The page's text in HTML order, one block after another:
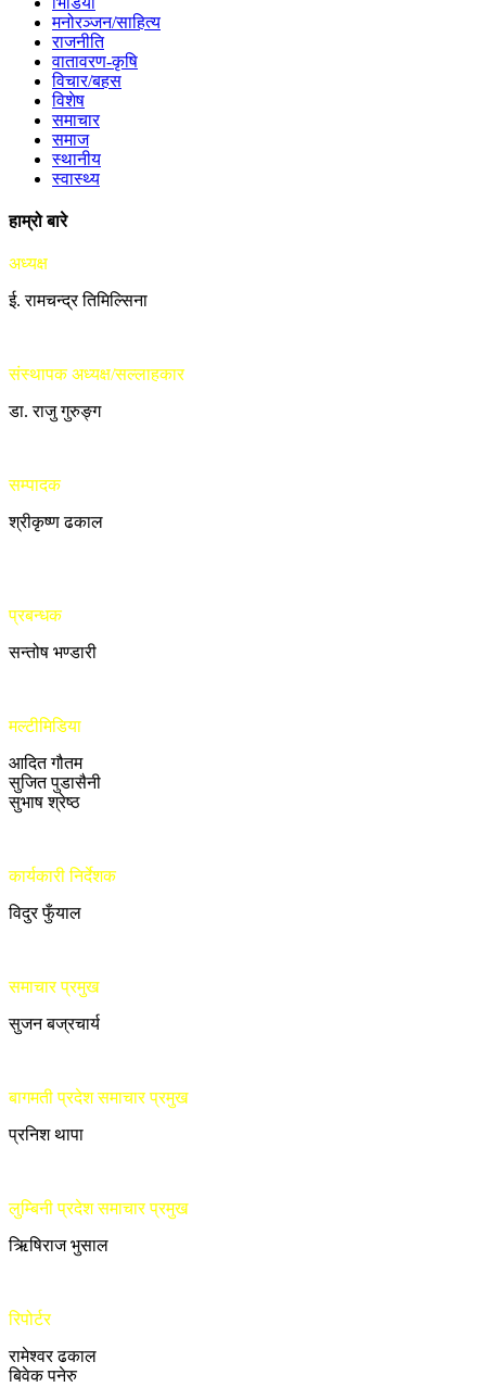
मनोरञ्जन/साहित्य
राजनीति
वातावरण-कृषि
विचार/बहस
विशेष
समाचार
समाज
स्थानीय
स्वास्थ्य
हाम्रो बारे
अध्यक्ष
ई. रामचन्द्र तिमिल्सिना
संस्थापक अध्यक्ष/सल्लाहकार
डा. राजु गुरुङ्ग
सम्पादक
श्रीकृष्ण ढकाल
प्रबन्धक
सन्तोष भण्डारी
मल्टीमिडिया
आदित गौतम
सुजित पुडासैनी
सुभाष श्रेष्ठ
कार्यकारी निर्देशक
विदुर फुँयाल
समाचार प्रमुख
सुजन बज्रचार्य
बागमती प्रदेश समाचार प्रमुख
प्रनिश थापा
लुम्बिनी प्रदेश समाचार प्रमुख
ऋिषिराज भुसाल
रिपोर्टर
रामेश्वर ढकाल
बिवेक पनेरु